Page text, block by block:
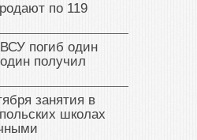
по 119
погиб один
получил
занятия в
школах